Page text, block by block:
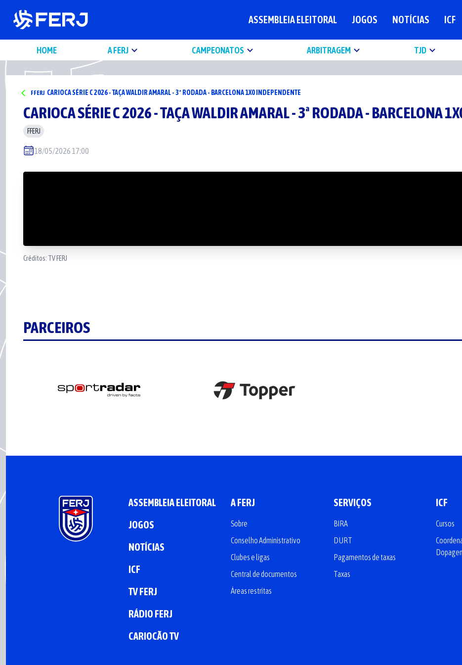
ASSEMBLEIA ELEITORAL JOGOS NOTÍCIAS ICF
HOME A FERJ CAMPEONATOS ARBITRAGEM TJD
FFERJ CARIOCA SÉRIE C 2026 - TAÇA WALDIR AMARAL - 3ª RODADA - BARCELONA 1X0 INDEPENDENTE
CARIOCA SÉRIE C 2026 - TAÇA WALDIR AMARAL - 3ª RODADA - BARCELONA
FFERJ
18/05/2026 17:00
Créditos: TV FERJ
PARCEIROS
ASSEMBLEIA ELEITORAL
JOGOS
NOTÍCIAS
ICF
TV FERJ
RÁDIO FERJ
CARIOCÃO TV
A FERJ
Sobre
Conselho Administrativo
Clubes e ligas
Central de documentos
Áreas restritas
SERVIÇOS
BIRA
DURT
Pagamentos de taxas
Taxas
ICF
Cursos